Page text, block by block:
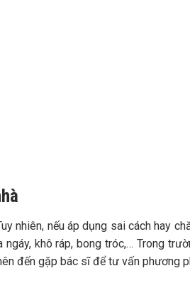
nhiên, nếu áp dụng sai cách hay
khô ráp, bong tróc,… Trong
đến gặp bác sĩ để tư vấn phương